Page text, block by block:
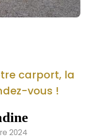
carport, la
vous !
2024